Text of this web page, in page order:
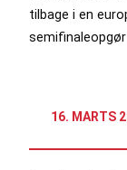
tilbage i en
semifinaleopgør
16. MARTS